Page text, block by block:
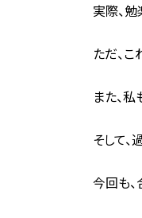
実際、
ただ、
また、
そして
今回も、